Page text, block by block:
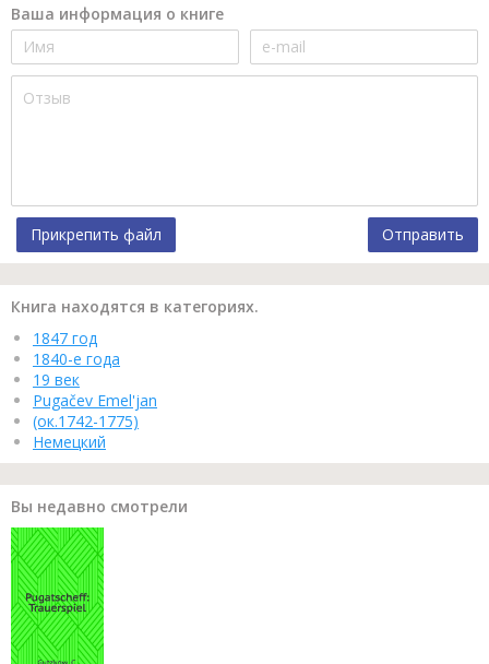
Ваша информация о книге
Прикрепить файл Отправить
Книга находятся в категориях.
1847 год
1840-е года
19 век
Pugačev Emel'jan
(ок.1742-1775)
Немецкий
Вы недавно смотрели